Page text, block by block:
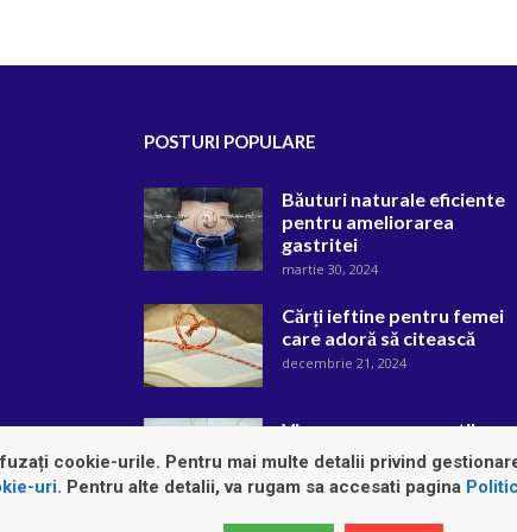
POSTURI POPULARE
Băuturi naturale eficiente
pentru ameliorarea
gastritei
martie 30, 2024
Cărți ieftine pentru femei
care adoră să citească
decembrie 21, 2024
Vipera cu corn – reptila
emblematică a Carpaților
cookie-urile. Pentru mai multe detalii privind
uri. Pentru alte detalii, va rugam sa accesati pagina